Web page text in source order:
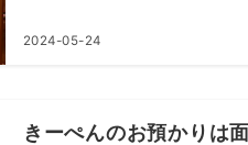
2024-05-24
きーぺんのお預かりは